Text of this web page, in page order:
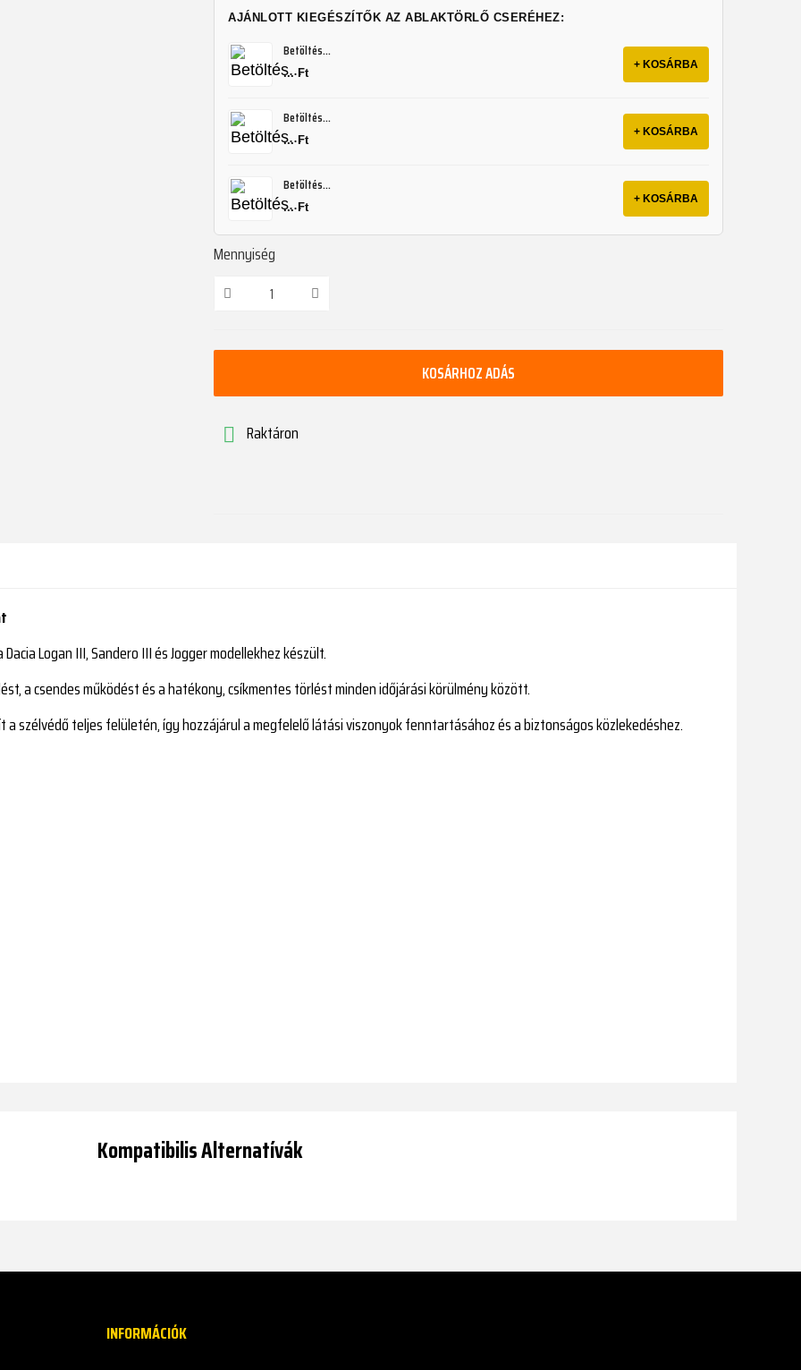
AJÁNLOTT KIEGÉSZÍTŐK AZ ABLAKTÖRLŐ CSERÉHEZ:
Betöltés...
... Ft
+ KOSÁRBA
Betöltés...
... Ft
+ KOSÁRBA
Betöltés...
... Ft
+ KOSÁRBA
Mennyiség
KOSÁRHOZ ADÁS
 Raktáron
Logan III, Sandero III és Jogger modellekhez készült.
a csendes működést és a hatékony, csíkmentes törlést minden időjárási körülmény között.
szélvédő teljes felületén, így hozzájárul a megfelelő látási viszonyok fenntartásához és a biztonságos közlekedéshez.
Kompatibilis Alternatívák
INFORMÁCIÓK